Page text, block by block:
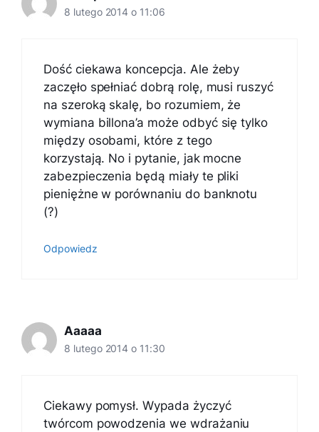
8 lutego 2014 o 11:06
Dość ciekawa koncepcja. Ale żeby
zaczęło spełniać dobrą rolę, musi ruszyć
na szeroką skalę, bo rozumiem, że
wymiana billona’a może odbyć się tylko
między osobami, które z tego
korzystają. No i pytanie, jak mocne
zabezpieczenia będą miały te pliki
pieniężne w porównaniu do banknotu
(?)
Odpowiedz
Aaaaa
8 lutego 2014 o 11:30
Ciekawy pomysł. Wypada życzyć
twórcom powodzenia we wdrażaniu